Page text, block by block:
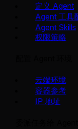
定义 Agent
Agent 工具
Agent Skills
权限策略
云端环境
容器参考
IP 地址